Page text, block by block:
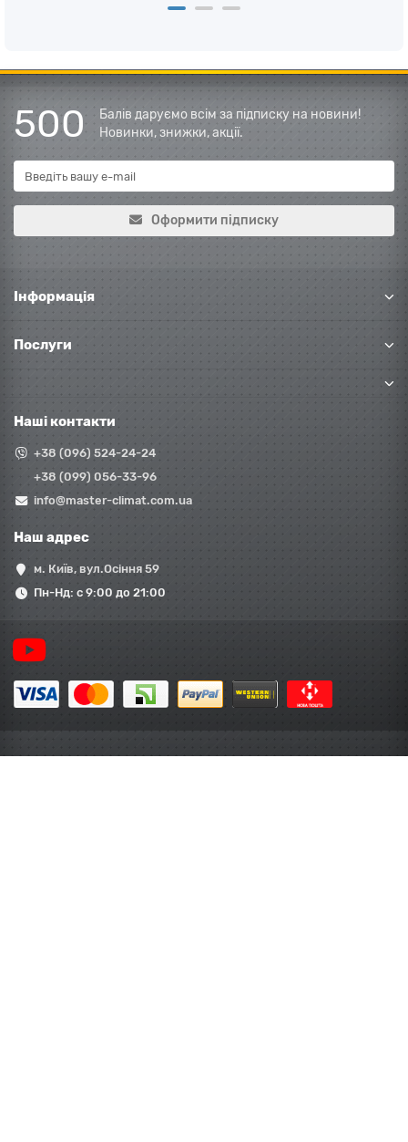
500
Балів даруємо всім за підписку на новини!
Новинки, знижки, акції.
Оформити підписку
Інформація
Послуги
Наші контакти
+38 (096) 524-24-24
+38 (099) 056-33-96
info@master-climat.com.ua
Наш адрес
м. Київ, вул.Осіння 59
Пн-Нд: с 9:00 до 21:00